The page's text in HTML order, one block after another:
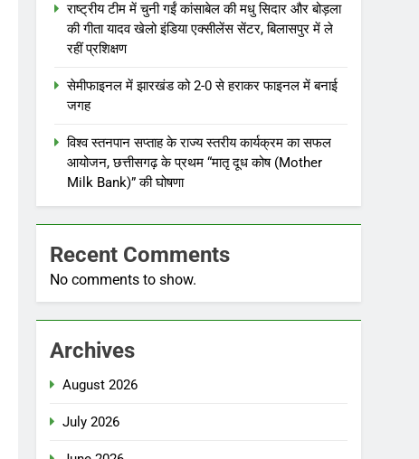
राष्ट्रीय टीम में चुनी गईं कांसाबेल की मधु सिदार और बोड़ला
की गीता यादव खेलो इंडिया एक्सीलेंस सेंटर, बिलासपुर में ले
रहीं प्रशिक्षण
सेमीफाइनल में झारखंड को 2-0 से हराकर फाइनल में बनाई
जगह
विश्व स्तनपान सप्ताह के राज्य स्तरीय कार्यक्रम का सफल
आयोजन, छत्तीसगढ़ के प्रथम “मातृ दूध कोष (Mother
Milk Bank)” की घोषणा
Recent Comments
No comments to show.
Archives
August 2026
July 2026